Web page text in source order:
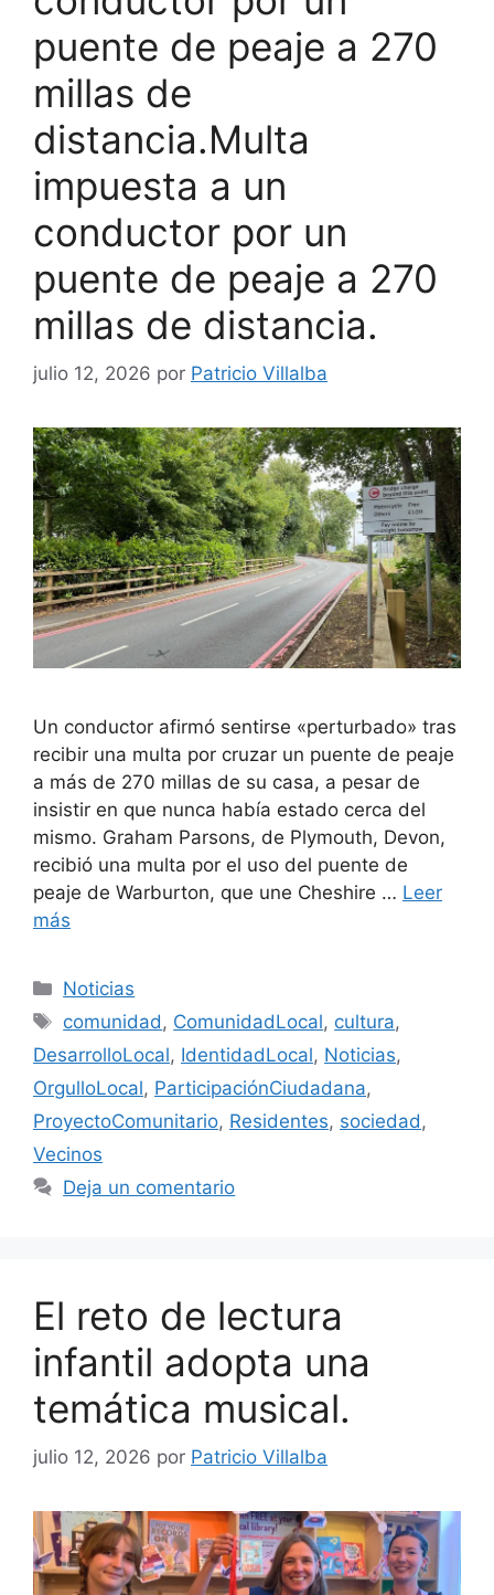
puente de peaje a 270
millas de
distancia.Multa
impuesta a un
conductor por un
puente de peaje a 270
millas de distancia.
julio 12, 2026 por Patricio Villalba
Un conductor afirmó sentirse «perturbado» tras
recibir una multa por cruzar un puente de peaje
a más de 270 millas de su casa, a pesar de
insistir en que nunca había estado cerca del
mismo. Graham Parsons, de Plymouth, Devon,
recibió una multa por el uso del puente de
peaje de Warburton, que une Cheshire … Leer
más
Categorías
Noticias
Etiquetas
comunidad , ComunidadLocal, cultura,
DesarrolloLocal, IdentidadLocal, Noticias,
OrgulloLocal, ParticipaciónCiudadana,
ProyectoComunitario, Residentes, sociedad ,
Vecinos
Deja un comentario
El reto de lectura
infantil adopta una
temática musical.
julio 12, 2026 por Patricio Villalba